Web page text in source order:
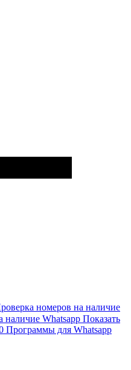
номеров на наличие
наличие Whatsapp Показать
Программы для Whatsapp